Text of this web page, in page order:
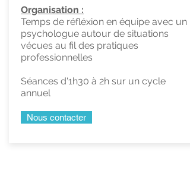
Organisation :
Temps de réfléxion en équipe avec un
psychologue autour de situations
vécues au fil des pratiques
professionnelles
Séances d'1h30 à 2h sur un cycle
annuel
Nous contacter